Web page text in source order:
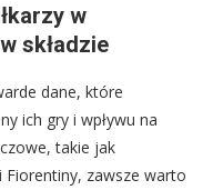
w
składzie
dane, które
ich gry i wpływu na
takie jak
zawsze warto